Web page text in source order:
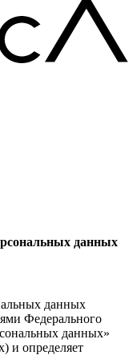
данных
данных
Федерального
данных»
и определяет